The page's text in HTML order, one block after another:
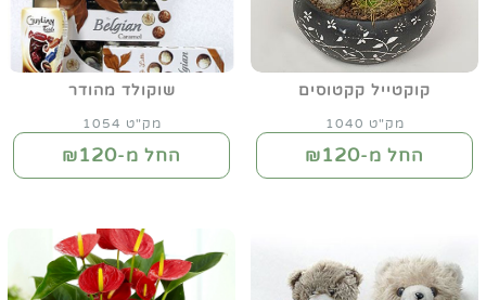
קוקטייל קקטוסים
מק"ט 1040
החל מ-₪120
שוקולד מהודר
מק"ט 1054
החל מ-₪120